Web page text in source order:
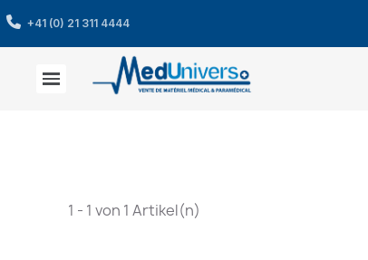
+41 (0) 21 311 4444
1 - 1 von 1 Artikel(n)